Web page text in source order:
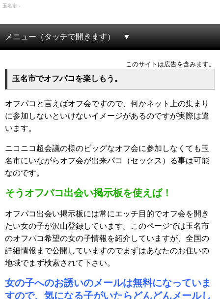
玉名市 -
メニュー（タッチで開きます）
このサイトは広告を含みます。
玉名市でオフパコを楽しもう。
オフパコと言えばオフ会ですので、何かネット上の集まり
に参加しないといけないイメージがあるのですが実際は違
います。
ニコニコ超会議の様のビッグなオフ会に参加しなくても玉
名市にいながらオフ会が出来パコ（セックス）る事は可能
なのです。
そうオフパコ出会い掲示板を使えば！
オフパコ出会い掲示板には常にエッチ目的でオフ会を開き
たい女の子が沢山登録しています。このページでは玉名市
のオフパコ希望の女の子情報を紹介していますが、全国の
詳細情報まで公開していますのでまずはあなたのお住いの
地域でまず検索されて下さい。
女の子へのお誘いのメールは無料になっていま
すので、気になる子がいたらどんどんメールし